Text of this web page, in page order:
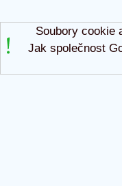
Soubory cookie
Jak společnost